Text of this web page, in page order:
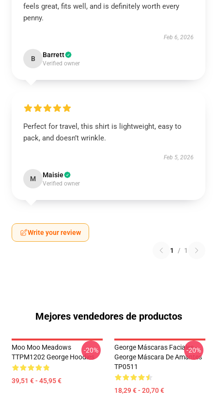
feels great, fits well, and is definitely worth every
penny.
Feb 6, 2026
B Barrett
Verified owner
Perfect for travel, this shirt is lightweight, easy to
pack, and doesn’t wrinkle.
Feb 5, 2026
M Maisie
Verified owner
Write your review
1 / 1
Mejores vendedores de productos
Moo Moo Meadows
TTPM1202 George Hoodies
39,51 € - 45,95 €
-20%
George Máscaras Faciales -
George Máscara De Amantes
TP0511
18,29 € - 20,70 €
-20%